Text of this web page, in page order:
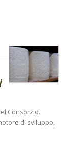
Consorzio.
di sviluppo,